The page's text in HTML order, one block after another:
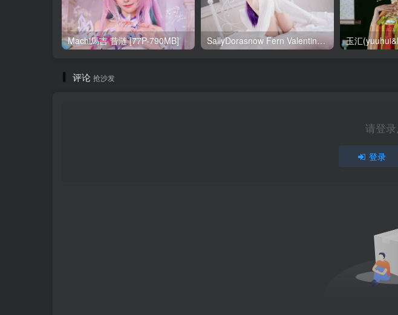
Machi馬吉 昔涟 [77P-790MB] SallyDorasnow Fern Valentine [50P-353MB]
评论 抢沙发
请登
登录